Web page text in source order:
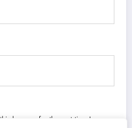
browser for the next time I